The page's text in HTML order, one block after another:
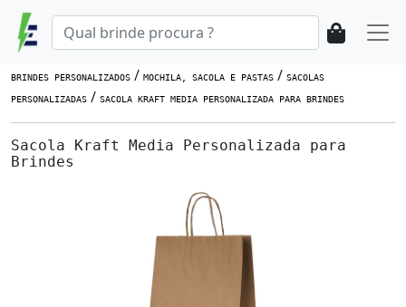
BRINDES PERSONALIZADOS / MOCHILA, SACOLA E PASTAS / SACOLAS
PERSONALIZADAS / SACOLA KRAFT MEDIA PERSONALIZADA PARA BRINDES
Sacola Kraft Media Personalizada para
Brindes